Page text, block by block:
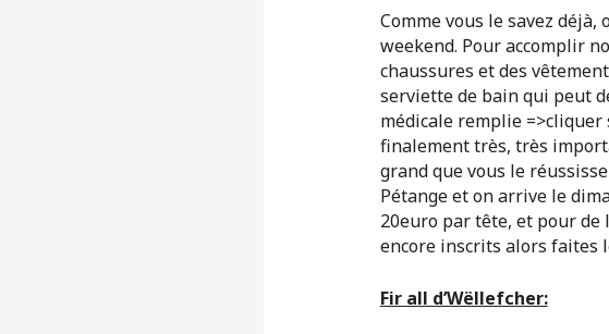
Comme vous le savez
weekend. Pour accomplir
chaussures et des
serviette de bain qui peut
médicale remplie =>cliquer
finalement très, très
grand que vous le
Pétange et on arrive le
20euro par tête, et pour de
encore inscrits alors faites
Fir all d’Wëllefcher: